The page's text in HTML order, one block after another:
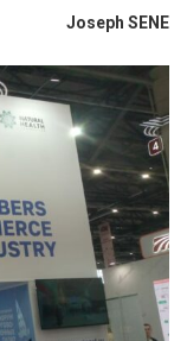
Joseph SENE